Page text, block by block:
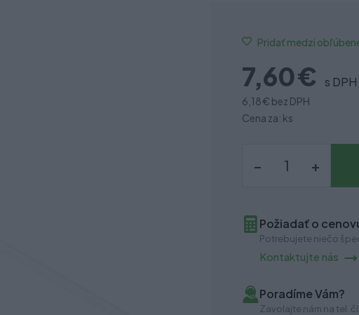
Pridať medzi
7,60 € s DPH
6,18 € bez DPH
Cena za: ks
– +
Požiadať o
Potrebujete niečo
Kontaktujte nás
Poradíme Vám?
Zavolajte nám na tel.